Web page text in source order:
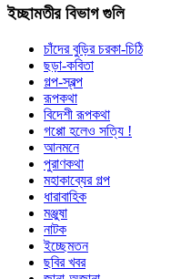
ইচ্ছামতীর বিভাগ গুলি
চাঁদের বুড়ির চরকা-চিঠি
ছড়া-কবিতা
গল্প-স্বল্প
রূপকথা
বিদেশী রূপকথা
গপ্পো হলেও সত্যি !
আনমনে
পুরাণকথা
মহাকাব্যের গল্প
ধারাবাহিক
মঞ্জুষা
নাটক
ইচ্ছেমতন
ছবির খবর